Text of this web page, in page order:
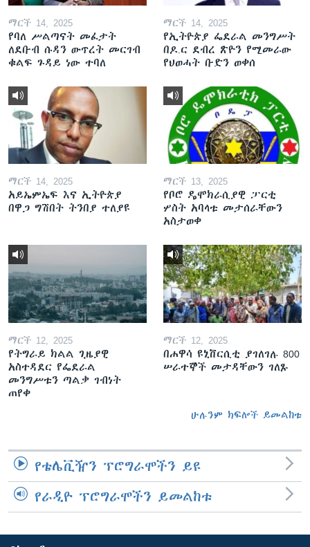
ማርች 14, 2025
የባለ ሥልጣናት መፈታት
ለደቡብ ሱዳን ውጥረት መርገብ
ቁልፍ ጉዳይ ነው ተባለ
ማርች 14, 2025
የኢትዮጵያ ፌደራል መንግሥት
በዶ.ር ደብረ ጽዮን የሚመራው
የህወሓት ቡድን ወቀሰ
ማርች 14, 2025
አይኤምኤፍ እና ኢትዮጵያ
በዋጋ ግሽበት ትንበያ ተለያዩ
ማርች 13, 2025
የቦሮ ዴሞክራሲያዊ ፓርቲ
ሦስት አባላቱ መታሰራቸውን
አስታወቀ
ማርች 12, 2025
የትግራይ ክልል ጊዜያዊ
አስተዳደር የፌደራል
መንግሥቱን ጣልቃ ገብነት
ጠየቀ
ማርች 12, 2025
በሐዋሳ ዩኒቨርሲቲ ያገለገሉ 800
ሠራተኞች መታዳቸውን ገለጹ
ሁሉንም ክፍሎች ይመልከቱ
የቴሌቪዥን ፕሮግራሞችን ይዩ
የራዲዮ ፕሮግራሞችን ይመልከቱ